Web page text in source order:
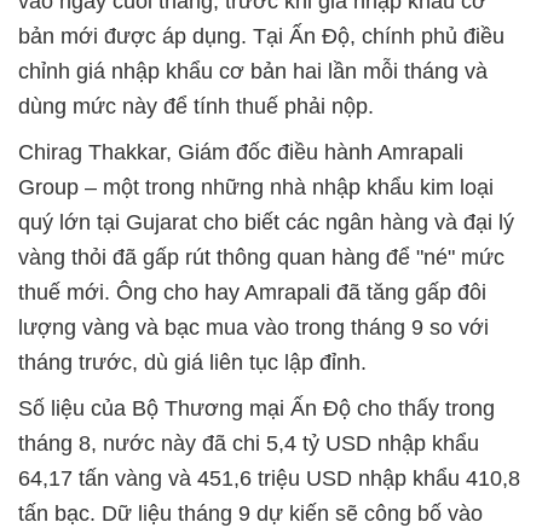
bản mới được áp dụng. Tại Ấn Độ, chính phủ điều
chỉnh giá nhập khẩu cơ bản hai lần mỗi tháng và
dùng mức này để tính thuế phải nộp.
Chirag Thakkar, Giám đốc điều hành Amrapali
Group – một trong những nhà nhập khẩu kim loại
quý lớn tại Gujarat cho biết các ngân hàng và đại lý
vàng thỏi đã gấp rút thông quan hàng để "né" mức
thuế mới. Ông cho hay Amrapali đã tăng gấp đôi
lượng vàng và bạc mua vào trong tháng 9 so với
tháng trước, dù giá liên tục lập đỉnh.
Số liệu của Bộ Thương mại Ấn Độ cho thấy trong
tháng 8, nước này đã chi 5,4 tỷ USD nhập khẩu
64,17 tấn vàng và 451,6 triệu USD nhập khẩu 410,8
tấn bạc. Dữ liệu tháng 9 dự kiến sẽ công bố vào